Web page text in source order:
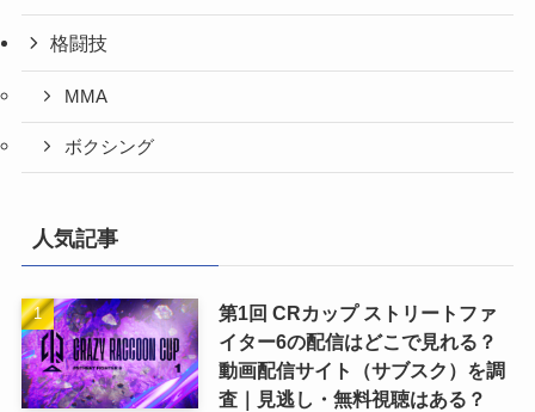
格闘技
MMA
ボクシング
人気記事
第1回 CRカップ ストリートファ
イター6の配信はどこで見れる？
動画配信サイト（サブスク）を調
査｜見逃し・無料視聴はある？